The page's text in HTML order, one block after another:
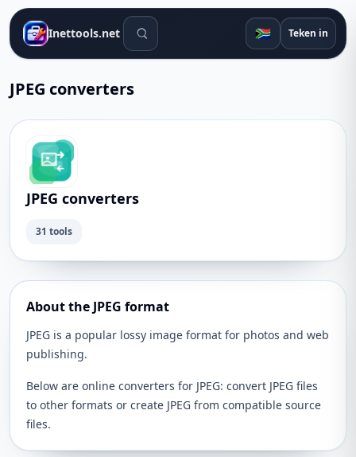
Inettools.net Soek gereedskap 🇿🇦 Teken in
JPEG converters
JPEG converters
31 tools
About the JPEG format
JPEG is a popular lossy image format for photos and web
publishing.
Below are online converters for JPEG: convert JPEG files
to other formats or create JPEG from compatible source
files.